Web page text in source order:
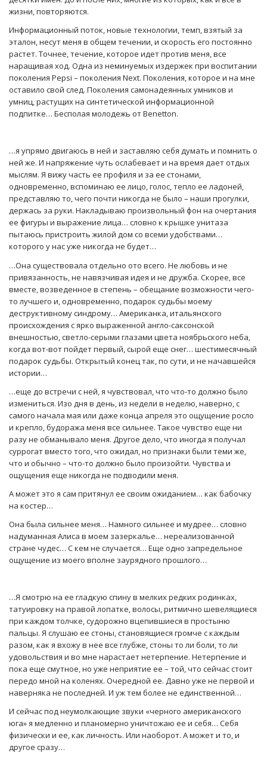
жизни, повторяются.
Информационный поток, новые технологии, темп, взятый за
эталон, несут меня в общем течении, и скорость его постоянно
растет. Точнее, течение, которое идет против меня, все
наращивая ход. Одна из неминуемых издержек при воспитании
поколения Pepsi – поколения Next. Поколения, которое и на мне
оставило свой след. Поколения самонадеянных умников и
умниц, растущих на синтетической информационной
подпитке… Бесполая молодежь от Benetton.
…я упрямо двигаюсь в ней и заставляю себя думать и помнить о
ней же. И напряжение чуть ослабевает и на время дает отдых
мыслям. Я вижу часть ее профиля и за ее стонами,
одновременно, вспоминаю ее лицо, голос, тепло ее ладоней,
представляю то, чего почти никогда не было – наши прогулки,
держась за руки. Накладываю произвольный фон на очертания
ее фигуры и выражение лица… словно к крышке унитаза
пытаюсь пристроить жилой дом со всеми удобствами…
которого у нас уже никогда не будет…
…Она существовала отдельно ото всего. Не любовь и не
привязанность, не навязчивая идея и не дружба. Скорее, все
вместе, возведенное в степень – обещание возможности чего-
то лучшего и, одновременно, подарок судьбы моему
деструктивному синдрому… Американка, итальянского
происхождения с ярко выраженной англо-саксонской
внешностью, светло-серыми глазами цвета ноябрьского неба,
когда вот-вот пойдет первый, сырой еще снег… шестимесячный
подарок судьбы. Открытый конец так, по сути, и не начавшейся
истории…
…еще до встречи с ней, я чувствовал, что что-то должно было
измениться. Изо дня в день, из недели в неделю, наверно, с
самого начала мая или даже конца апреля это ощущение росло
и крепло, будоража меня все сильнее. Такое чувство еще ни
разу не обманывало меня. Другое дело, что иногда я получал
суррогат вместо того, что ожидал, но признаки были теми же,
что и обычно – что-то должно было произойти. Чувства и
ощущения еще никогда не подводили меня.
А может это я сам притянул ее своим ожиданием… как бабочку
на костер…
Она была сильнее меня… Намного сильнее и мудрее… словно
надуманная Алиса в моем зазеркалье… нереализованной
стране чудес… С кем не случается… Еще одно запредельное
ощущение из моего вполне заурядного прошлого…
…Я смотрю на ее гладкую спину в мелких редких родинках,
татуировку на правой лопатке, волосы, ритмично шевелящиеся
при каждом толчке, судорожно вцепившиеся в простыню
пальцы. Я слушаю ее стоны, становящиеся громче с каждым
разом, как я вхожу в нее все глубже, стоны то ли боли, то ли
удовольствия и во мне нарастает нетерпение. Нетерпение и
пока еще смутное, но уже неприятие ее – той, что сейчас стоит
передо мной на коленях. Очередной ее. Давно уже не первой и
наверняка не последней. И уж тем более не единственной…
И сейчас под неумолкающие звуки «черного американского
юга» я медленно и планомерно уничтожаю ее и себя… Себя
физически и ее, как личность. Или наоборот. А может и то, и
другое сразу…